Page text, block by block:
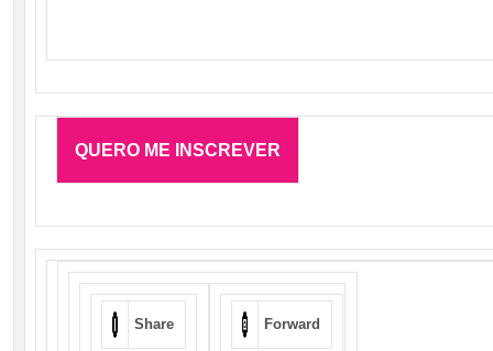
QUERO ME INSCREVER
Share Forward